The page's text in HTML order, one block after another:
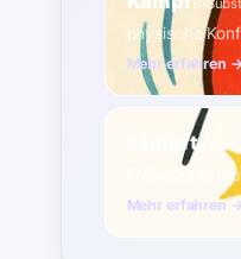
B1
physische
Mehr erfahren
kämpftB1 Verb
Er/Sie/Es
Mehr erfahren →